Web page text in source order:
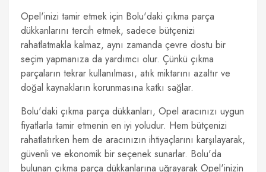
Opel'inizi tamir etmek için Bolu'daki çıkma parça
dükkanlarını tercih etmek, sadece bütçenizi
rahatlatmakla kalmaz, aynı zamanda çevre dostu bir
seçim yapmanıza da yardımcı olur. Çünkü çıkma
parçaların tekrar kullanılması, atık miktarını azaltır ve
doğal kaynakların korunmasına katkı sağlar.
Bolu'daki çıkma parça dükkanları, Opel aracınızı uygun
fiyatlarla tamir etmenin en iyi yoludur. Hem bütçenizi
rahatlatırken hem de aracınızın ihtiyaçlarını karşılayarak,
güvenli ve ekonomik bir seçenek sunarlar. Bolu'da
bulunan çıkma parça dükkanlarına uğrayarak Opel'inizin